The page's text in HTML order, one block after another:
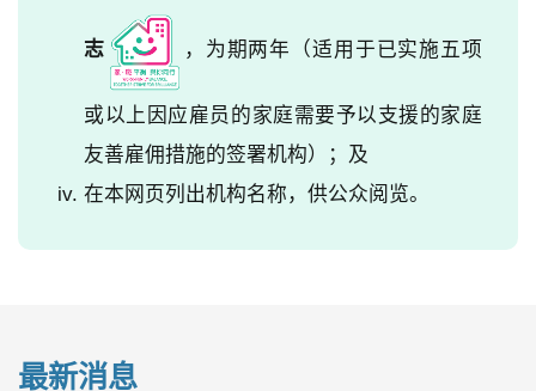
志 ，为期两年（适用于已实施五项
或以上因应雇员的家庭需要予以支援的家庭
友善雇佣措施的签署机构）；及
在本网页列出机构名称，供公众阅览。
最新消息